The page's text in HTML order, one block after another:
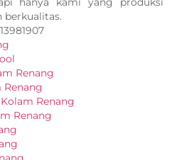
berkualitas.
Renang
Renang
Renang
Renang